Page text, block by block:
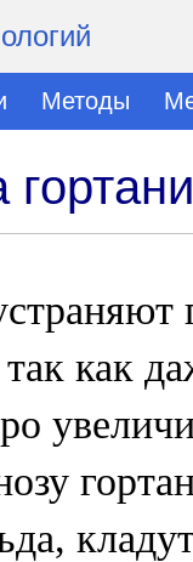
Методы
гортани
как